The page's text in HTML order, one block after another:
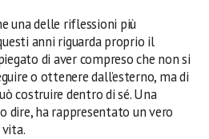
una delle riflessioni più
anni riguarda proprio il
di aver compreso che non si
o ottenere dall’esterno, ma di
costruire dentro di sé. Una
dire, ha rappresentato un vero